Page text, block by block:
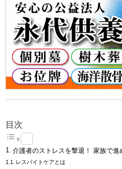
目次
介護者のストレスを撃退！ 家族で進
レスパイトケアとは